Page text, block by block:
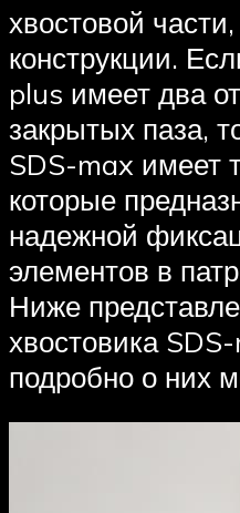
хвостовой
конструкции.
plus имеет два
закрытых паза,
SDS-max имеет
которые
надежной
элементов в
Ниже
хвостовика
подробно о них